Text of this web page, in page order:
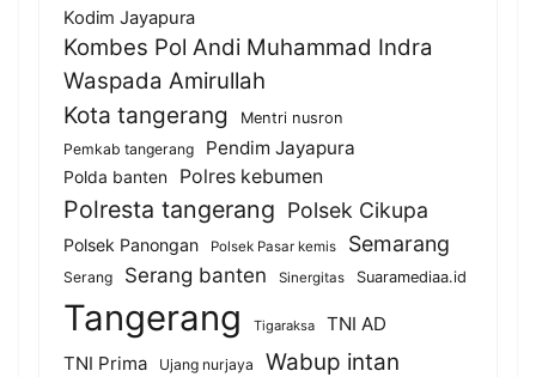
Kodim Jayapura
Kombes Pol Andi Muhammad Indra
Waspada Amirullah
Kota tangerang
Mentri nusron
Pemkab tangerang
Pendim Jayapura
Polda banten Polres kebumen
Polresta tangerang Polsek Cikupa
Polsek Panongan Polsek Pasar kemis Semarang
Serang Serang banten Sinergitas Suaramediaa.id
Tangerang Tigaraksa
TNI AD
TNI Prima
Ujang nurjaya Wabup intan